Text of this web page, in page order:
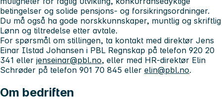
betingelser og solide pensjons- og forsikringsordninger.
Du må også ha gode norskkunnskaper, muntlig og skriftlig
Lønn og tiltredelse etter avtale.
For spørsmål om stillingen, ta kontakt med direktør Jens
Einar Ilstad Johansen i PBL Regnskap på telefon 920 20
341 eller jenseinar@pbl.no, eller med HR-direktør Elin
Schrøder på telefon 901 70 845 eller elin@pbl.no.
Om bedriften